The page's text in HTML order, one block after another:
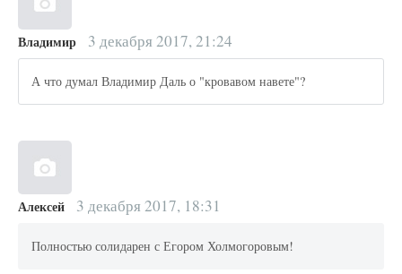
Владимир 3 декабря 2017, 21:24
А что думал Владимир Даль о "кровавом навете"?
Алексей 3 декабря 2017, 18:31
Полностью солидарен с Егором Холмогоровым!